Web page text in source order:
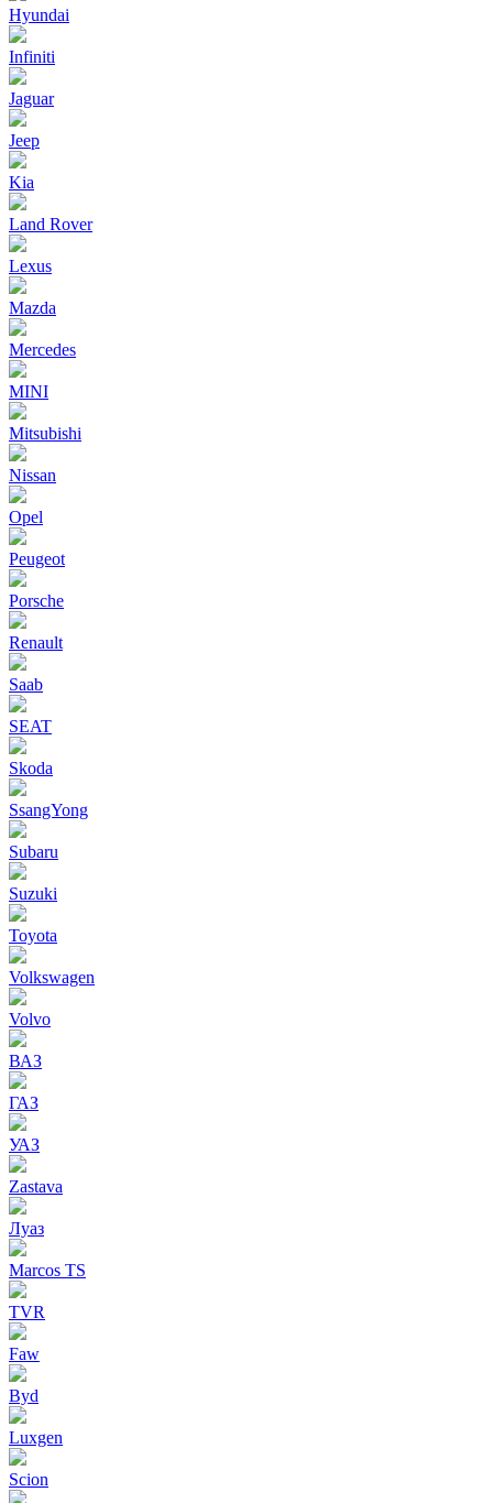
Hyundai
Infiniti
Jaguar
Jeep
Kia
Land Rover
Lexus
Mazda
Mercedes
MINI
Mitsubishi
Nissan
Opel
Peugeot
Porsche
Renault
Saab
SEAT
Skoda
SsangYong
Subaru
Suzuki
Toyota
Volkswagen
Volvo
ВАЗ
ГАЗ
УАЗ
Zastava
Луаз
Marcos TS
TVR
Faw
Byd
Luxgen
Scion